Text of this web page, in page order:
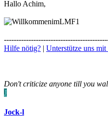
Hallo Achim,
Hilfe nötig? | Unterstütze uns mit
Don't criticize anyone till you
J
Jock-l